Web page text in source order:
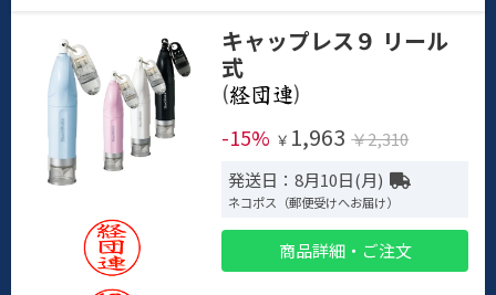
キャップレス９ リール
式
(
)
-15% ￥ 1,963 ￥2,310
発送日：8月10日(月)
ネコポス（郵便受けへお届け）
商品詳細・ご注文